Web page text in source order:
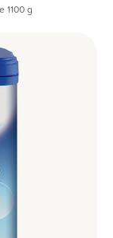
1100 g